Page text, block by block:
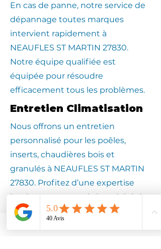
En cas de panne, notre service de
dépannage toutes marques
intervient rapidement à
NEAUFLES ST MARTIN 27830.
Notre équipe qualifiée est
équipée pour résoudre
efficacement tous les problèmes.
Entretien Climatisation
Nous offrons un entretien
personnalisé pour les poêles,
inserts, chaudières bois et
granulés à NEAUFLES ST MARTIN
27830. Profitez d’une expertise
locale pour assurer la longévité de
votre équipement.